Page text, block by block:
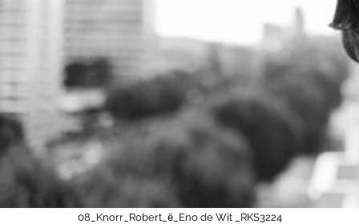
08_Knorr_Robert_ё_Eno de Wit _RKS3224